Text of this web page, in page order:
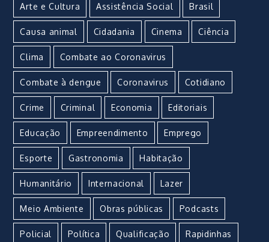
Arte e Cultura Assistência Social Brasil
Causa animal Cidadania Cinema Ciência
Clima Combate ao Coronavirus
Combate à dengue Coronavirus Cotidiano
Crime Criminal Economia Editoriais
Educação Empreendimento Emprego
Esporte Gastronomia Habitação
Humanitário Internacional Lazer
Meio Ambiente Obras públicas Podcasts
Policial Política Qualificação Rapidinhas